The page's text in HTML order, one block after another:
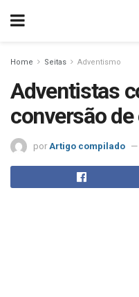
Home Seitas Adventismo
Adventistas
conversão
por Artigo compilado